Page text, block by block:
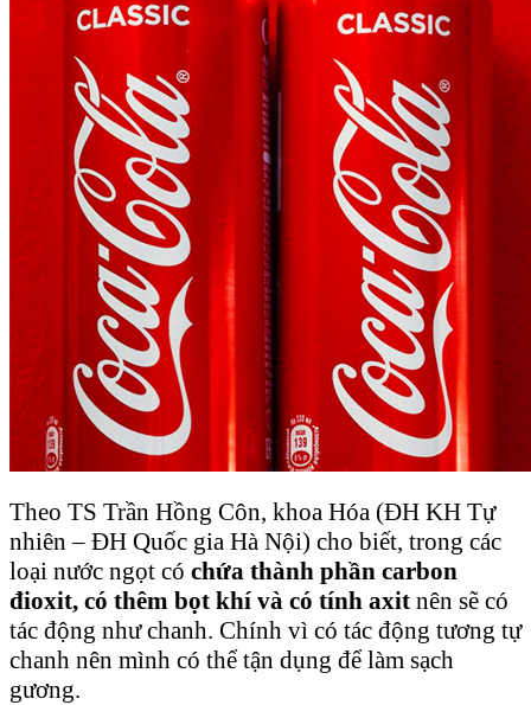
Theo TS Trần Hồng Côn, khoa Hóa (ĐH KH Tự
nhiên – ĐH Quốc gia Hà Nội) cho biết, trong các
loại nước ngọt có chứa thành phần carbon
đioxit, có thêm bọt khí và có tính axit nên sẽ có
tác động như chanh. Chính vì có tác động tương tự
chanh nên mình có thể tận dụng để làm sạch
gương.